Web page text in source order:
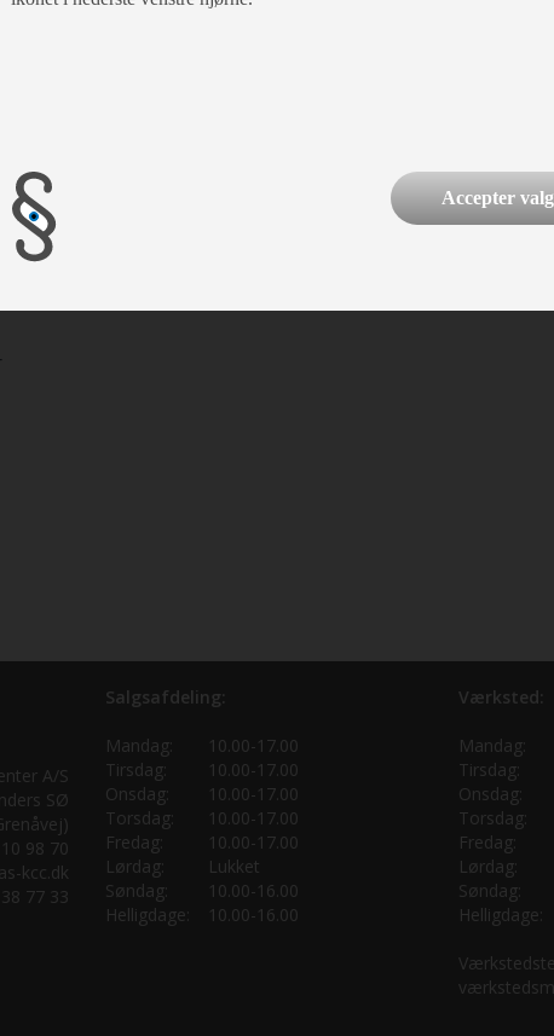
A/S
SØ
98 70
kcc.dk
77 33
Salgsafdeling:
Mandag:
10.00-17.00
Tirsdag:
10.00-17.00
Onsdag:
10.00-17.00
Torsdag:
10.00-17.00
Fredag:
10.00-17.00
Lørdag:
Lukket
Søndag:
10.00-16.00
Helligdage:
10.00-16.00
Værksted:
Mandag:
Tirsdag:
Onsdag:
Torsdag:
Fredag:
Lørdag:
Søndag:
Helligdage:
Accepter